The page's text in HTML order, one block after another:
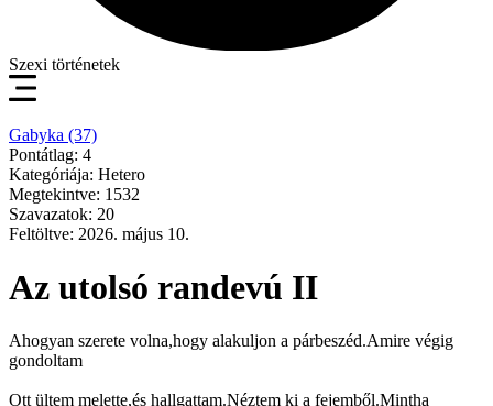
Szexi történetek
Gabyka (37)
Pontátlag: 4
Kategóriája: Hetero
Megtekintve: 1532
Szavazatok: 20
Feltöltve: 2026. május 10.
Az utolsó randevú II
Ahogyan szerete volna,hogy alakuljon a párbeszéd.Amire végig
gondoltam
Ott ültem melette,és hallgattam.Néztem ki a fejemből.Mintha